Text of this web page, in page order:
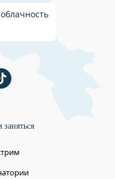
заняться